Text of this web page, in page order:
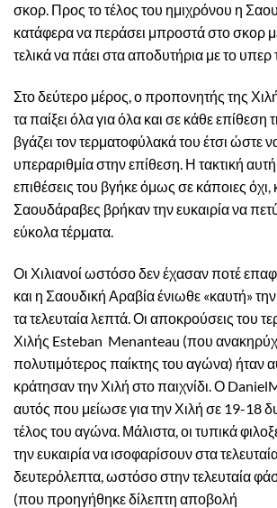
σκορ. Προς το τέλος του ημιχρόνου η
κατάφερα να περάσει μπροστά στο σκορ
τελικά να πάει στα αποδυτήρια με το υπερ
Στο δεύτερο μέρος, ο προπονητής της
τα παίξει όλα για όλα και σε κάθε επίθεση
βγάζει τον τερματοφύλακά του έτσι ώστε
υπεραριθμία στην επίθεση. Η τακτική
επιθέσεις του βγήκε όμως σε κάποιες όχι,
Σαουδάραβες βρήκαν την ευκαιρία να
εύκολα τέρματα.
Οι Χιλιανοί ωστόσο δεν έχασαν ποτέ
και η Σαουδική Αραβία ένιωθε «καυτή»
τα τελευταία λεπτά. Οι αποκρούσεις του
Χιλής Esteban Menanteau (που
πολυτιμότερος παίκτης του αγώνα) ήταν
κράτησαν την Χιλή στο παιχνίδι. Ο Daniel
αυτός που μείωσε για την Χιλή σε 19-18
τέλος του αγώνα. Μάλιστα, οι τυπικά
την ευκαιρία να ισοφαρίσουν στα τελευταία
δευτερόλεπτα, ωστόσο στην τελευταία
(που προηγήθηκε δίλεπτη αποβολή